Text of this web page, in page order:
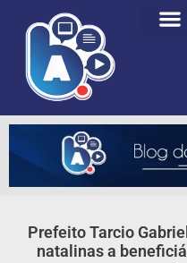
Prefeito Tarcio
natalinas a